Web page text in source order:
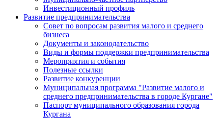
Инвестиционный профиль
Развитие предпринимательства
Совет по вопросам развития малого и среднего
бизнеса
Документы и законодательство
Виды и формы поддержки предпринимательства
Мероприятия и события
Полезные ссылки
Развитие конкуренции
Муниципальная программа "Развитие малого и
среднего предпринимательства в городе Кургане"
Паспорт муниципального образования города
Кургана